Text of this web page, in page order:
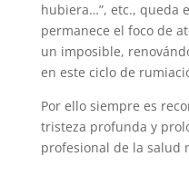
hubiera…”, etc., queda
permanece el foco de
un imposible,
en este ciclo de
Por ello siempre es
tristeza profunda y
profesional de la salud